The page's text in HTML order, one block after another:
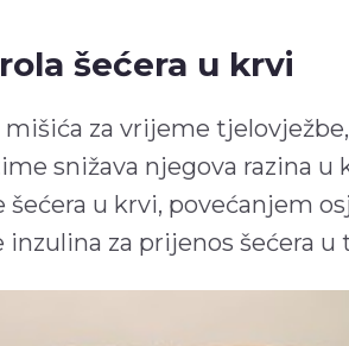
šećera u krvi
za vrijeme
snižava njegova razina u
u krvi, povećanjem
za prijenos šećera u